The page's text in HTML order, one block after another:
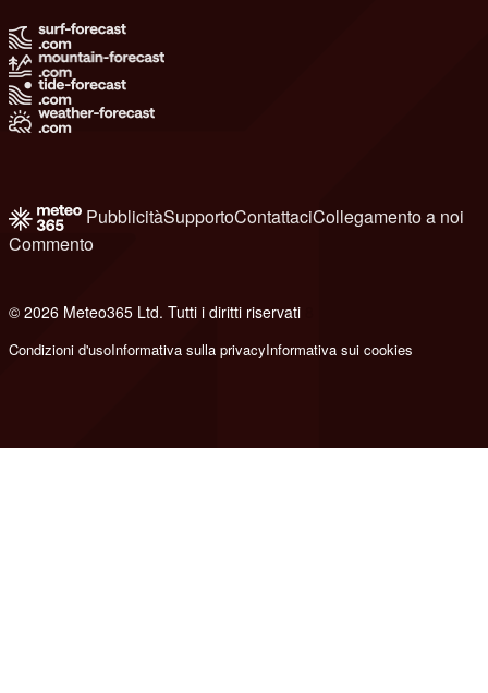
PubblicitàSupportoContattaciCollegamento a noi
Commento
© 2026 Meteo365 Ltd. Tutti i diritti riservati
Condizioni d'usoInformativa sulla privacyInformativa sui cookies